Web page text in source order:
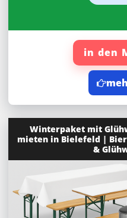
in den
Winterpaket mit
mieten in Bielefeld |
&